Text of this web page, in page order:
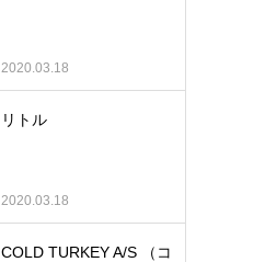
2020.03.18
リトル
2020.03.18
COLD TURKEY A/S （コ